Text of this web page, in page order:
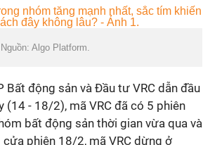
Algo Platform.
Bất động sản và Đầu tư VRC dẫn đầu
(14 - 18/2), mã VRC đã có 5 phiên
bất động sản thời gian vừa qua và
phiên 18/2, mã VRC dừng ở